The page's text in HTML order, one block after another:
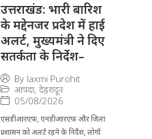
उत्तराखंड: भारी बारिश
के मद्देनजर प्रदेश में हाई
अलर्ट, मुख्यमंत्री ने दिए
सतर्कता के निर्देश–
By laxmi Purohit
आपदा, देहरादून
05/08/2026
एसडीआरएफ, एनडीआरएफ और जिला
प्रशासन को अलर्ट रहने के निर्देश, लोगों